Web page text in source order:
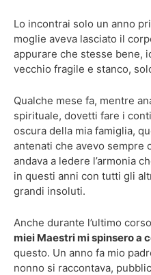
Lo incontrai solo un anno
moglie aveva lasciato il
appurare che stesse bene,
vecchio fragile e stanco,
Qualche mese fa, mentre
spirituale, dovetti fare i
oscura della mia famiglia,
antenati che avevo sempre
andava a ledere l’armonia
in questi anni con tutti gli
grandi insoluti.
Anche durante l’ultimo
miei Maestri mi spinsero a
questo. Un anno fa mio
nonno si raccontava,